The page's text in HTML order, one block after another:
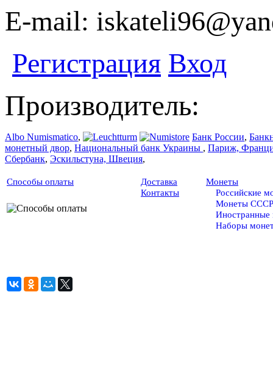
E-mail:
Регистрация Вход
Производитель:
Albo Numismatico, Банк России,
монетный двор, Национальный банк Украины , Париж,
Сбербанк, Эскильстуна, Швеция,
Способы оплаты
Доставка
Контакты
Монеты
Российские
Монеты СССР
Иностранные
Наборы